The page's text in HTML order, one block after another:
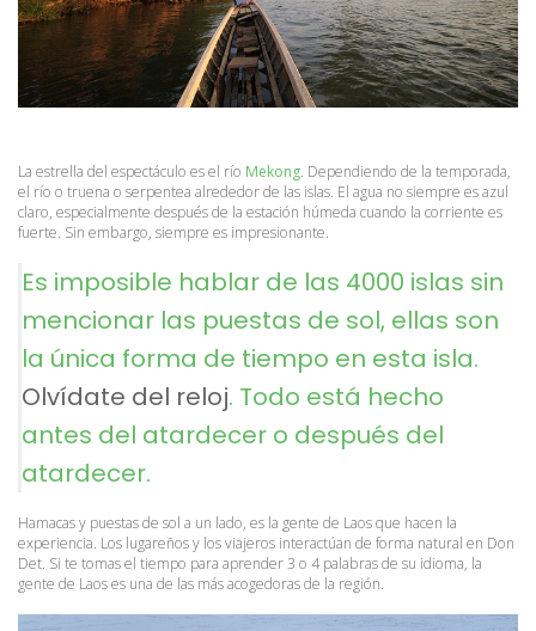
La estrella del espectáculo es el río Mekong. Dependiendo de la temporada,
el río o truena o serpentea alrededor de las islas. El agua no siempre es azul
claro, especialmente después de la estación húmeda cuando la corriente es
fuerte. Sin embargo, siempre es impresionante.
Es imposible hablar de las 4000 islas sin
mencionar las puestas de sol, ellas son
Olvídate del reloj. Todo está hecho
antes del atardecer o después del
atardecer.
Hamacas y puestas de sol a un lado, es la gente de Laos que hacen la
experiencia. Los lugareños y los viajeros interactúan de forma natural en Don
Det. Si te tomas el tiempo para aprender 3 o 4 palabras de su idioma, la
gente de Laos es una de las más acogedoras de la región.